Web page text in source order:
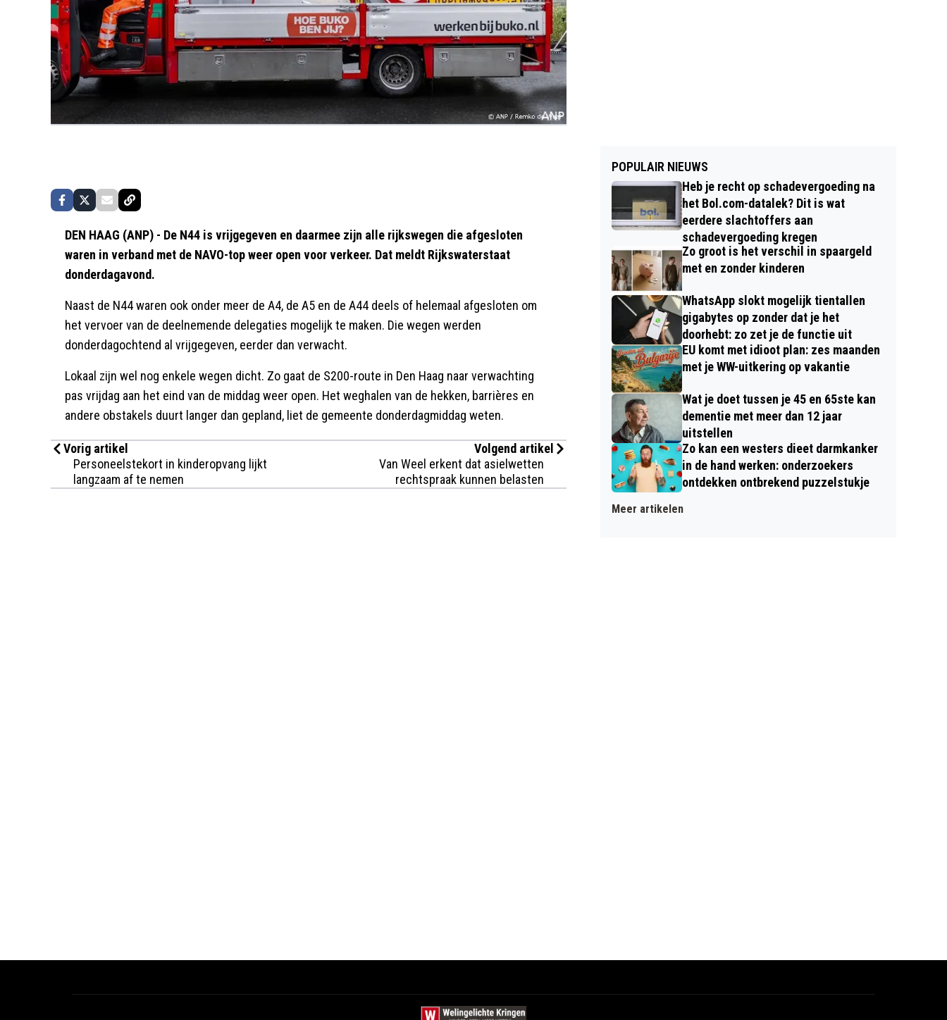
DEN HAAG (ANP) - De N44 is vrijgegeven en daarmee zijn alle rijkswegen die afgesloten
waren in verband met de NAVO-top weer open voor verkeer. Dat meldt Rijkswaterstaat
donderdagavond.
Naast de N44 waren ook onder meer de A4, de A5 en de A44 deels of helemaal afgesloten om
het vervoer van de deelnemende delegaties mogelijk te maken. Die wegen werden
donderdagochtend al vrijgegeven, eerder dan verwacht.
Lokaal zijn wel nog enkele wegen dicht. Zo gaat de S200-route in Den Haag naar verwachting
pas vrijdag aan het eind van de middag weer open. Het weghalen van de hekken, barrières en
andere obstakels duurt langer dan gepland, liet de gemeente donderdagmiddag weten.
Vorig artikel
Personeelstekort in kinderopvang lijkt
langzaam af te nemen
Volgend artikel
Van Weel erkent dat asielwetten
rechtspraak kunnen belasten
POPULAIR NIEUWS
Heb je recht op schadevergoeding na
het Bol.com-datalek? Dit is wat
eerdere slachtoffers aan
schadevergoeding kregen
Zo groot is het verschil in spaargeld
met en zonder kinderen
WhatsApp slokt mogelijk tientallen
gigabytes op zonder dat je het
doorhebt: zo zet je de functie uit
EU komt met idioot plan: zes maanden
met je WW-uitkering op vakantie
Wat je doet tussen je 45 en 65ste kan
dementie met meer dan 12 jaar
uitstellen
Zo kan een westers dieet darmkanker
in de hand werken: onderzoekers
ontdekken ontbrekend puzzelstukje
Meer artikelen